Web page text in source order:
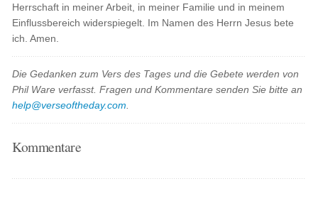
Herrschaft in meiner Arbeit, in meiner Familie und in meinem
Einflussbereich widerspiegelt. Im Namen des Herrn Jesus bete
ich. Amen.
Die Gedanken zum Vers des Tages und die Gebete werden von
Phil Ware verfasst. Fragen und Kommentare senden Sie bitte an
help@verseoftheday.com
Kommentare